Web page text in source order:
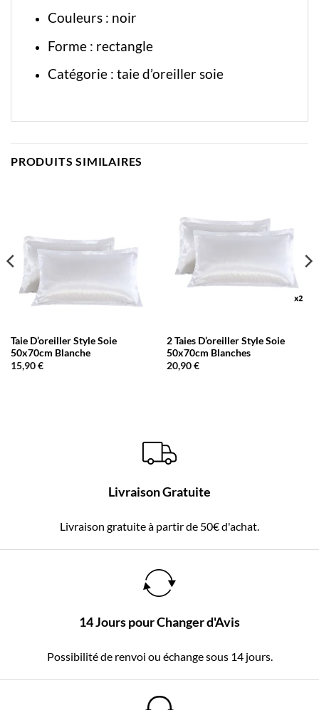
Couleurs : noir
Forme : rectangle
Catégorie : taie d’oreiller soie
PRODUITS SIMILAIRES
Taie D’oreiller Style Soie
50x70cm Blanche
15,90€
2 Taies D’oreiller Style Soie
50x70cm Blanches
20,90€
Livraison Gratuite
Livraison gratuite à partir de 50€ d'achat.
14 Jours pour Changer d'Avis
Possibilité de renvoi ou échange sous 14 jours.